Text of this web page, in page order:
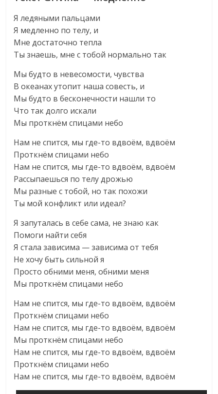
Я ледяными пальцами
Я медленно по телу, и
Мне достаточно тепла
Ты знаешь, мне с тобой нормально так
Мы будто в невесомости, чувства
В океанах утопит наша совесть, и
Мы будто в бесконечности нашли то
Что так долго искали
Мы проткнём спицами небо
Нам не спится, мы где-то вдвоём, вдвоём
Проткнём спицами небо
Нам не спится, мы где-то вдвоём, вдвоём
Рассыпаешься по телу дрожью
Мы разные с тобой, но так похожи
Ты мой конфликт или идеал?
Я запуталась в себе сама, не знаю как
Помоги найти себя
Я стала зависима — зависима от тебя
Не хочу быть сильной я
Просто обними меня, обними меня
Мы проткнём спицами небо
Нам не спится, мы где-то вдвоём, вдвоём
Проткнём спицами небо
Нам не спится, мы где-то вдвоём, вдвоём
Мы проткнём спицами небо
Нам не спится, мы где-то вдвоём, вдвоём
Проткнём спицами небо
Нам не спится, мы где-то вдвоём, вдвоём